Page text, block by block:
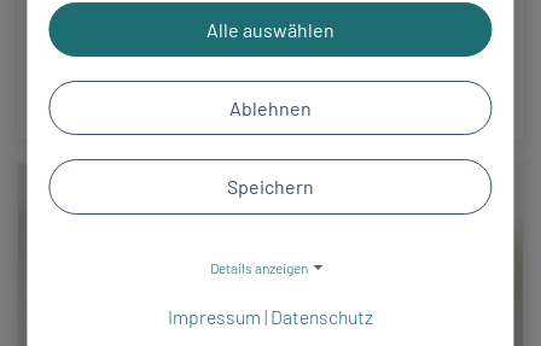
Bianka Drogi ist vielen als fröhliche und humorvolle
Stimme am Empfang der Klinik Bad Steben bekannt
Alle auswählen
Ablehnen
Speichern
Details anzeigen
Impressum | Datenschutz